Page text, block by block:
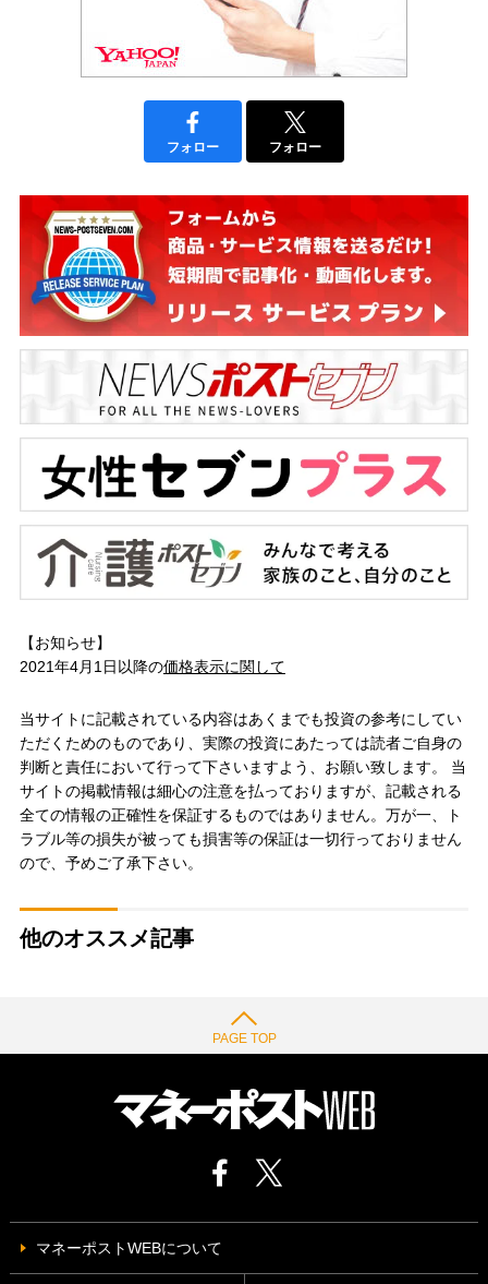
フォロー フォロー
【お知らせ】
2021年4月1日以降の価格表示に関して
当サイトに記載されている内容はあくまでも投資の参考にしてい
ただくためのものであり、実際の投資にあたっては読者ご自身の
判断と責任において行って下さいますよう、お願い致します。 当
サイトの掲載情報は細心の注意を払っておりますが、記載される
全ての情報の正確性を保証するものではありません。万が一、ト
ラブル等の損失が被っても損害等の保証は一切行っておりません
ので、予めご了承下さい。
他のオススメ記事
PAGE TOP
マネーポストWEBについて